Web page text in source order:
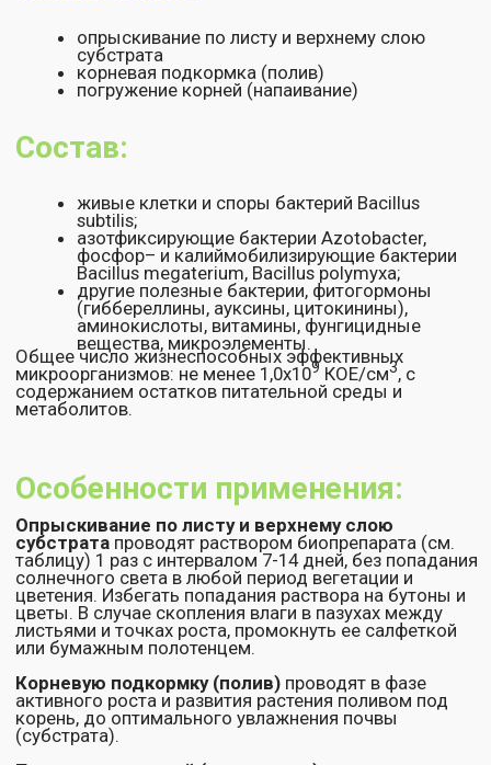
Рекомендованные нормы
расхода:
24 месяца при температуре от 4°С до 15°С, 12
месяцев при температуре от 15°С до 20°С.
Допускается однократная кратковременная
Гарантийный срок хранения:
Условия хранения:
Хранить в герметичной упаковке, в
защищённом от солнечных лучей месте.
Примечания:
перед применением взбалтывать
обработку растений можно проводить во
время цветения
рабочий раствор готовят в день обработки,
биопрепарата в необходимом объеме воды и
настаивают 15-20 мин до полного
растворения, после чего рабочий раствор
можно применять
Обработку желательно проводить утром или
вечером, избегая действия прямых солнечных лучей.
Полив и напаивание растений проводить с
интервалом в 14 дней из расчета 1 л рабочего
раствора (см. таблицу) на один саженец.
Объем колпачка флакона: 15 мл